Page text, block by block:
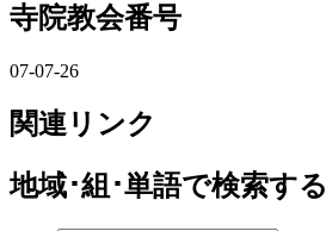
寺院教会番号
07-07-26
関連リンク
地域･組･単語で検索する